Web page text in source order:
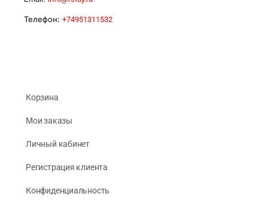
Телефон: +74951311532
Корзина
Мои заказы
Личный кабинет
Регистрация клиента
Конфиденциальность